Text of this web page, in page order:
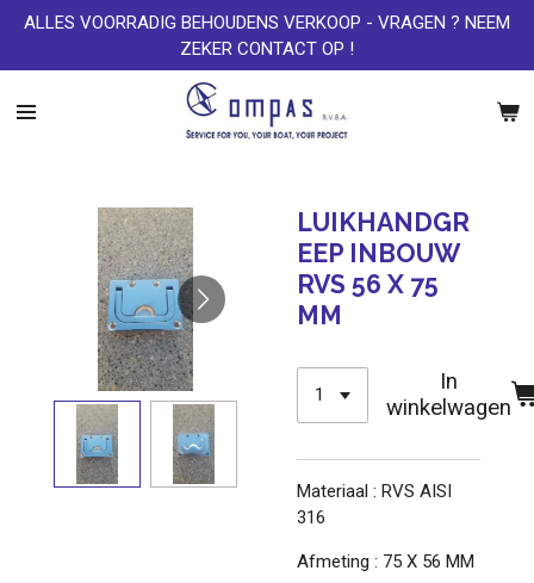
Ga
naar
de
ALLES VOORRADIG BEHOUDENS VERKOOP - VRAGEN ? NEEM
ZEKER CONTACT OP !
LUIKHANDGR
EEP INBOUW
RVS 56 X 75
MM
In
winkelwagen
Materiaal : RVS AISI
316
Afmeting : 75 X 56 MM